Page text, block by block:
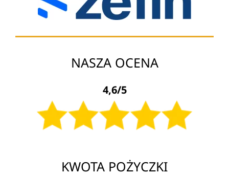
NASZA OCENA
4,6/5
KWOTA POŻYCZKI